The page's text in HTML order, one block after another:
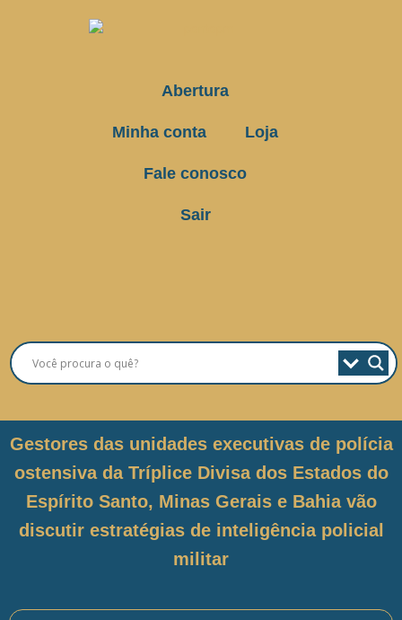
Abertura
Minha conta Loja
Fale conosco
Sair
Gestores das unidades executivas de polícia
ostensiva da Tríplice Divisa dos Estados do
Espírito Santo, Minas Gerais e Bahia vão
discutir estratégias de inteligência policial
militar